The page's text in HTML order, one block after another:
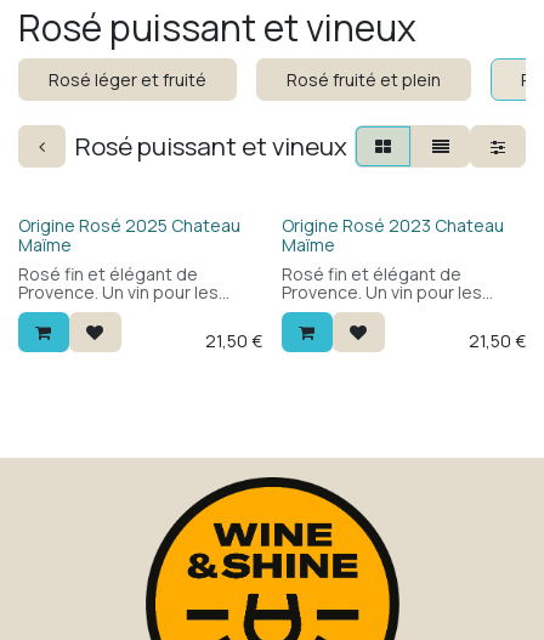
Rosé puissant et vineux
Rosé léger et fruité Rosé fruité et plein
Rosé puissant et vineux
Origine Rosé 2025 Chateau
Maïme
Rosé fin et élégant de
Provence. Un vin pour les
moments conviviaux au soleil.
Saint-Tropez dans votre
verre. Également disponible
21,50 €
Origine Rosé 2023 Chateau
Maïme
Rosé fin et élégant de
Provence. Un vin pour les
moments conviviaux au soleil.
Saint-Tropez dans votre
verre. Également disponible
21,50 €